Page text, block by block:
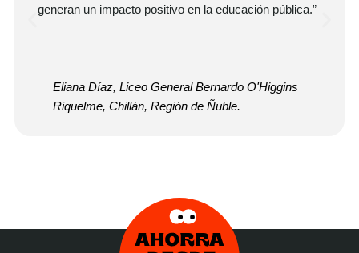
generan un impacto positivo en la educación pública.”
Eliana Díaz, Liceo General Bernardo O'Higgins
Riquelme, Chillán, Región de Ñuble.